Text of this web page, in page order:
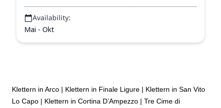
Availability:
Mai - Okt
Klettern in Arco | Klettern in Finale Ligure | Klettern in San Vito
Lo Capo | Klettern in Cortina D’Ampezzo | Tre Cime di